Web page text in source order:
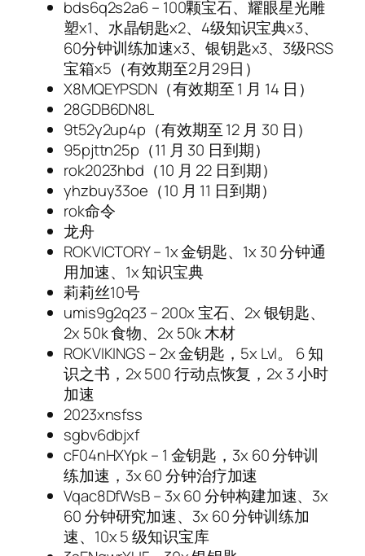
bds6q2s2a6 – 100颗宝石、耀眼星光雕
塑x1、水晶钥匙x2、4级知识宝典x3、
60分钟训练加速x3、银钥匙x3、3级RSS
宝箱x5（有效期至2月29日）
X8MQEYPSDN（有效期至 1 月 14 日）
28GDB6DN8L
9t52y2up4p（有效期至 12 月 30 日）
95pjttn25p（11 月 30 日到期）
rok2023hbd（10 月 22 日到期）
yhzbuy33oe（10 月 11 日到期）
rok命令
龙舟
ROKVICTORY – 1x 金钥匙、1x 30 分钟通
用加速、1x 知识宝典
莉莉丝10号
umis9g2q23 – 200x 宝石、2x 银钥匙、
2x 50k 食物、2x 50k 木材
ROKVIKINGS – 2x 金钥匙，5x Lvl。 6 知
识之书，2x 500 行动点恢复，2x 3 小时
加速
2023xnsfss
sgbv6dbjxf
cF04nHXYpk – 1 金钥匙，3x 60 分钟训
练加速，3x 60 分钟治疗加速
Vqac8DfWsB – 3x 60 分钟构建加速、3x
60 分钟研究加速、3x 60 分钟训练加
速、10x 5 级知识宝库